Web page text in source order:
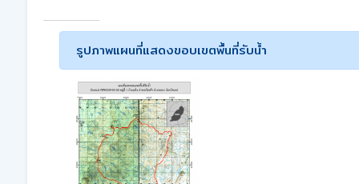
รูปภาพแผนที่แสดงขอบเขตพื้นที่รับน้ำ